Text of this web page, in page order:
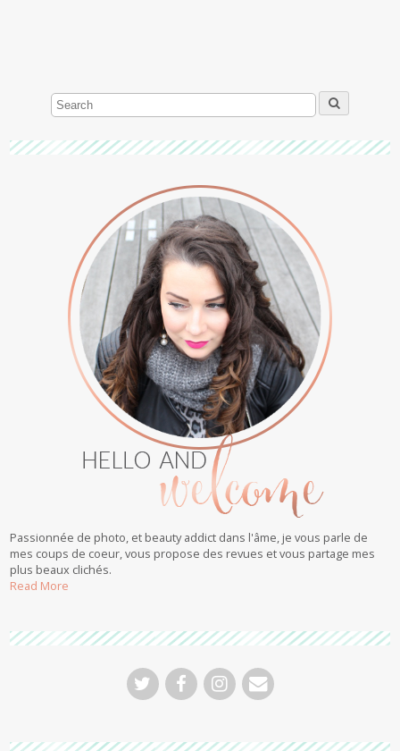
Passionnée de photo, et beauty addict dans l'âme, je vous parle de
mes coups de coeur, vous propose des revues et vous partage mes
plus beaux clichés.
Read More